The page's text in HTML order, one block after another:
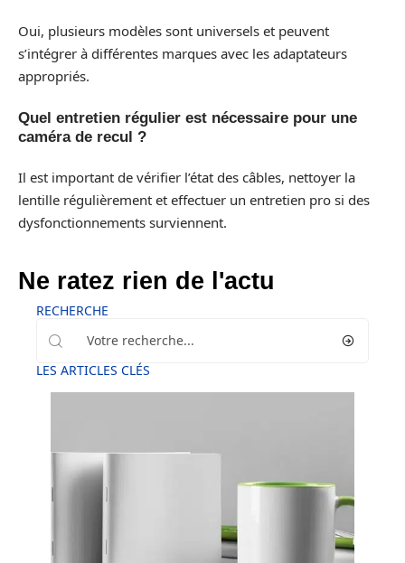
Oui, plusieurs modèles sont universels et peuvent
s’intégrer à différentes marques avec les adaptateurs
appropriés.
Quel entretien régulier est nécessaire pour une
caméra de recul ?
Il est important de vérifier l’état des câbles, nettoyer la
lentille régulièrement et effectuer un entretien pro si des
dysfonctionnements surviennent.
Ne ratez rien de l'actu
RECHERCHE
LES ARTICLES CLÉS